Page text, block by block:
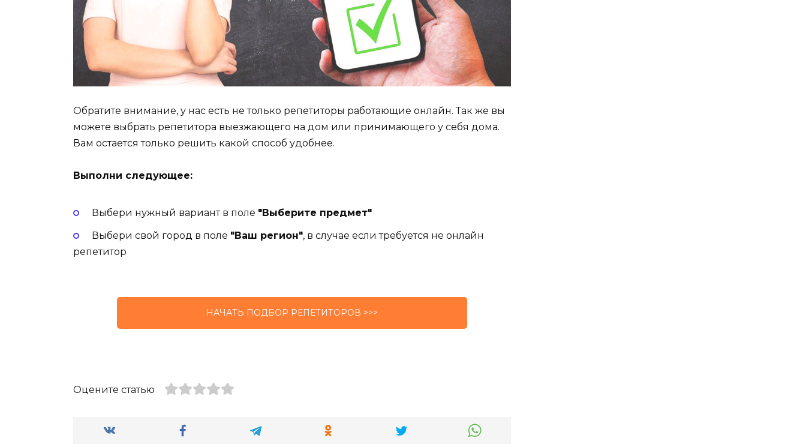
Обратите внимание, у нас есть не только репетиторы работающие онлайн. Так же вы
можете выбрать репетитора выезжающего на дом или принимающего у себя дома.
Вам остается только решить какой способ удобнее.
Выполни следующее:
Выбери нужный вариант в поле "Выберите предмет"
Выбери свой город в поле "Ваш регион", в случае если требуется не онлайн
репетитор
НАЧАТЬ ПОДБОР РЕПЕТИТОРОВ >>>
Оцените статью